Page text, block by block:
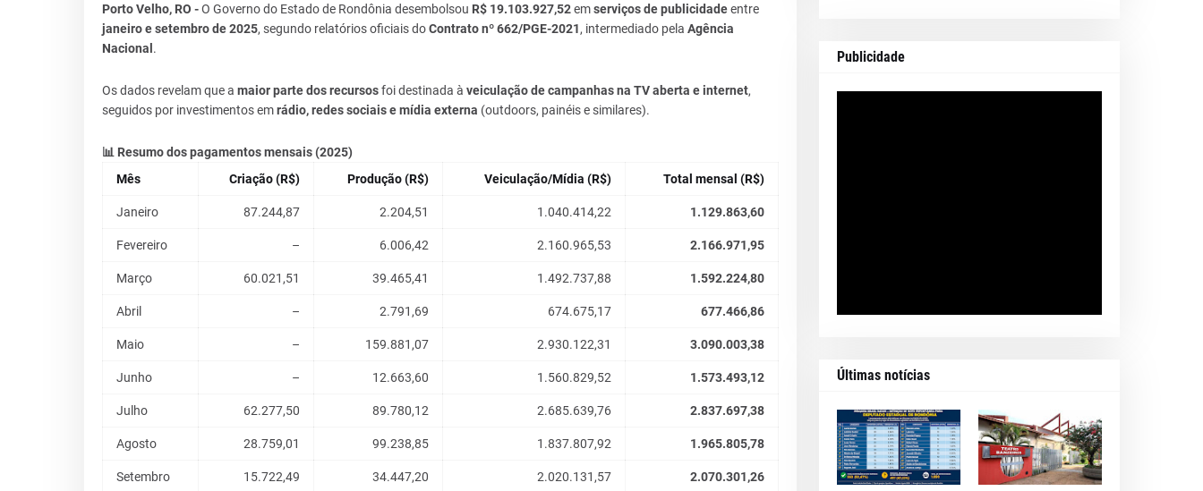
Porto Velho, RO -O Governo do Estado de Rondônia desembolsou R$ 19.103.927,52emserviços de publicidadeentre
janeiro e setembro de 2025, segundo relatórios oficiais doContrato nº 662/PGE-2021, intermediado pela Agência
Nacional .
Os dados revelam que a maior parte dos recursosfoi destinada à veiculação de campanhas na TV aberta e internet,
seguidos por investimentos emrádio, redes sociais e mídia externa (outdoors, painéis e similares).
📊 Resumo dos pagamentos mensais (2025)
Mês
Criação (R$) Produção (R$) Veiculação/Mídia (R$) Total mensal (R$)
Janeiro 87.244,87 2.204,51 1.040.414,22 1.129.863,60
Fevereiro – 6.006,42 2.160.965,53 2.166.971,95
Março 60.021,51 39.465,41 1.492.737,88 1.592.224,80
Abril – 2.791,69 674.675,17 677.466,86
Maio – 159.881,07 2.930.122,31 3.090.003,38
Junho – 12.663,60 1.560.829,52 1.573.493,12
Julho 62.277,50 89.780,12 2.685.639,76 2.837.697,38
Agosto 28.759,01 99.238,85 1.837.807,92 1.965.805,78
Setembro 15.722,49 34.447,20 2.020.131,57
2.070.301,26
Publicidade
Últimas notícias